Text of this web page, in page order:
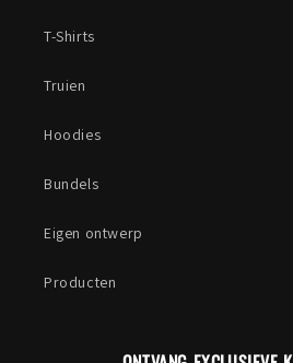
T-Shirts
Truien
Hoodies
Bundels
Eigen ontwerp
Producten